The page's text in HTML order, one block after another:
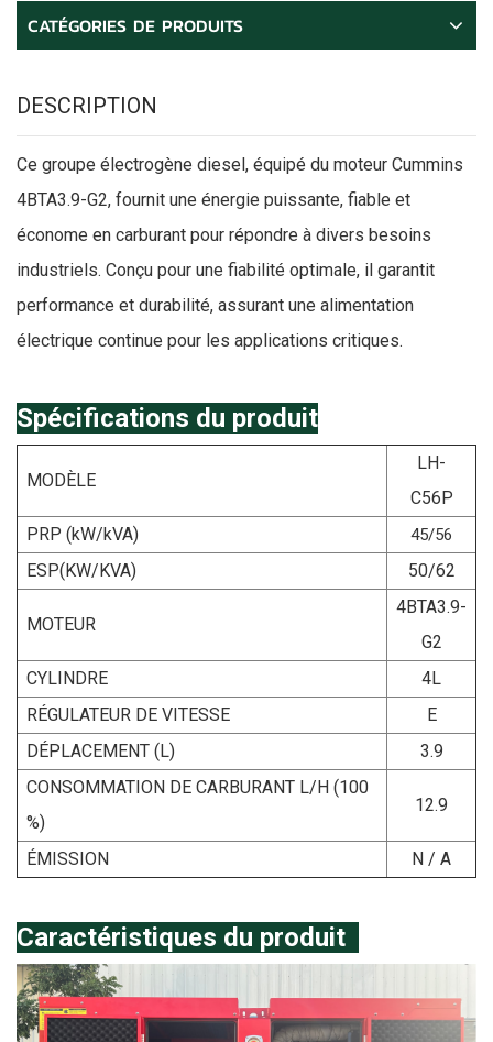
CATÉGORIES DE PRODUITS
DESCRIPTION
Ce groupe électrogène diesel, équipé du moteur Cummins
4BTA3.9-G2, fournit une énergie puissante, fiable et
économe en carburant pour répondre à divers besoins
industriels. Conçu pour une fiabilité optimale, il garantit
performance et durabilité, assurant une alimentation
électrique continue pour les applications critiques.
Spécifications du produit
MODÈLE
LH-
C56P
PRP (kW/kVA)
45/56
ESP(KW/KVA) 50/62
MOTEUR
4BTA3.9-
G2
CYLINDRE
4L
RÉGULATEUR DE VITESSE
E
DÉPLACEMENT (L)
3.9
CONSOMMATION DE CARBURANT L/H (100
%)
12.9
ÉMISSION N / A
Caractéristiques du produit